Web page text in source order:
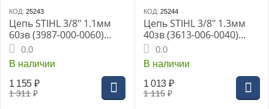
КОД: 25243
Цепь STIHL 3/8" 1.1мм
60зв (3987-000-0060)
61PMN
0.0
В наличии
1 311 ₽
1 155 ₽
КОД: 25244
Цепь STIHL 3/8" 1.3мм
40зв (3613-006-0040)
63PM
0.0
В наличии
1 115 ₽
1 013 ₽